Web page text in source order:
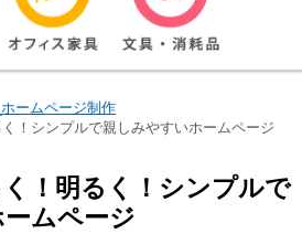
ームページ制作
！シンプルで親しみやすいホームページ
！明るく！シンプルで
ムページ